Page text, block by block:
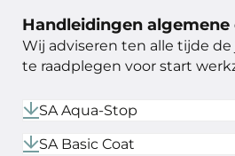
Handleidingen
Wij adviseren ten alle tijde
te raadplegen voor start
SA Aqua-Stop
SA Basic Coat